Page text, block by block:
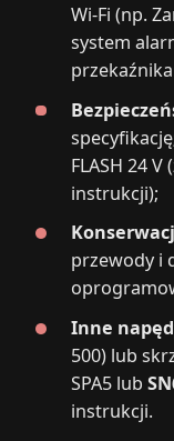
Wi‑Fi (np.
system
FLASH 24 V
instrukcji);
przewody i
Inne
500) lub
SPA5 lub
instrukcji.